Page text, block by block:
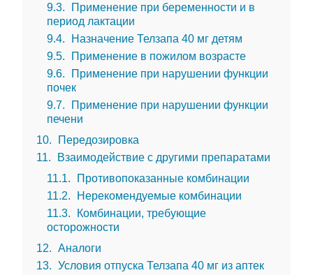
9.3
Применение при беременности и в
период лактации
9.4
Назначение Телзапа 40 мг детям
9.5
Применение в пожилом возрасте
9.6
Применение при нарушении функции
почек
9.7
Применение при нарушении функции
печени
10
Передозировка
11
Взаимодействие с другими препаратами
11.1
Противопоказанные комбинации
11.2
Нерекомендуемые комбинации
11.3
Комбинации, требующие
осторожности
12
Аналоги
13
Условия отпуска Телзапа 40 мг из аптек